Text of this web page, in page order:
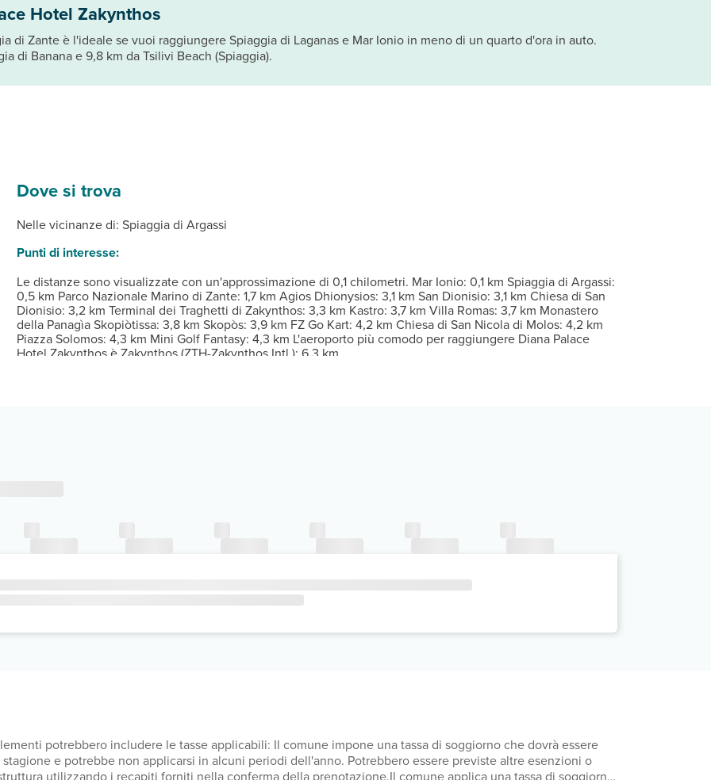
Hotel Zakynthos
di Zante è l'ideale se vuoi raggiungere Spiaggia di Laganas e Mar Ionio in meno di un quarto d'ora in auto.
di Banana e 9,8 km da Tsilivi Beach (Spiaggia).
Dove si trova
Nelle vicinanze di: Spiaggia di Argassi
Punti di interesse:
Le distanze sono visualizzate con un'approssimazione di 0,1 chilometri. Mar Ionio: 0,1 km Spiaggia di Argassi:
0,5 km Parco Nazionale Marino di Zante: 1,7 km Agios Dhionysios: 3,1 km San Dionisio: 3,1 km Chiesa di San
Dionisio: 3,2 km Terminal dei Traghetti di Zakynthos: 3,3 km Kastro: 3,7 km Villa Romas: 3,7 km Monastero
della Panagìa Skopiòtissa: 3,8 km Skopòs: 3,9 km FZ Go Kart: 4,2 km Chiesa di San Nicola di Molos: 4,2 km
Piazza Solomos: 4,3 km Mini Golf Fantasy: 4,3 km L'aeroporto più comodo per raggiungere Diana Palace
Hotel Zakynthos è Zakynthos (ZTH-Zakynthos Intl.): 6,3 km
della struttura, completa di frigorifero e minibar. Riposati su un comodo letto con materasso a doppio strato e
Dalle ore 15:00 Alle ore 23:00 Istruzioni per il check-in: Per eventuali ospiti aggiuntivi possono essere previsti
massaggi, trattamenti per il corpo e trattamenti per il viso. Il divertimento è assicurato grazie ad un'ampia gamma di
di lavanderia e lavaggio a secco e una reception aperta 24 ore su 24.
e uno snack bar. Rinfrescati con un drink a fine giornata, approfittando della disponibilità di un bar/lounge e un bar a bordo
febbraio, marzo, aprile, dicembre e novembre.
potrebbero includere le tasse applicabili: Il comune impone una tassa di soggiorno che dovrà essere
e potrebbe non applicarsi in alcuni periodi dell'anno. Potrebbero essere previste altre esenzioni o
utilizzando i recapiti forniti nella conferma della prenotazione.Il comune applica una tassa di soggiorno: